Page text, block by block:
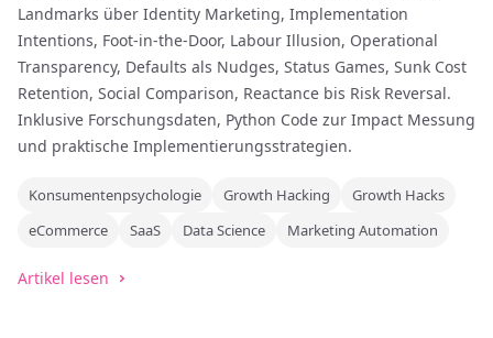
Landmarks über Identity Marketing, Implementation
Intentions, Foot-in-the-Door, Labour Illusion, Operational
Transparency, Defaults als Nudges, Status Games, Sunk Cost
Retention, Social Comparison, Reactance bis Risk Reversal.
Inklusive Forschungsdaten, Python Code zur Impact Messung
und praktische Implementierungsstrategien.
Konsumentenpsychologie Growth Hacking
Growth Hacks
eCommerce
SaaS Data Science Marketing Automation
Artikel lesen